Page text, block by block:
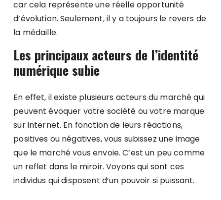
car cela représente une réelle opportunité
d’évolution. Seulement, il y a toujours le revers de
la médaille.
Les principaux acteurs de l’identité
numérique subie
En effet, il existe plusieurs acteurs du marché qui
peuvent évoquer votre société ou votre marque
sur internet. En fonction de leurs réactions,
positives ou négatives, vous subissez une image
que le marché vous envoie. C’est un peu comme
un reflet dans le miroir. Voyons qui sont ces
individus qui disposent d’un pouvoir si puissant.